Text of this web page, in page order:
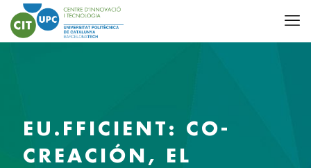
EU.FFICIENT: CO-
CREACIÓN, EL